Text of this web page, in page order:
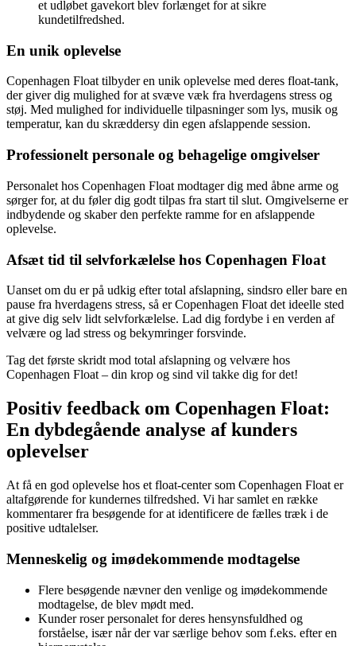
et udløbet gavekort blev forlænget for at sikre
kundetilfredshed.
En unik oplevelse
Copenhagen Float tilbyder en unik oplevelse med deres float-tank,
der giver dig mulighed for at svæve væk fra hverdagens stress og
støj. Med mulighed for individuelle tilpasninger som lys, musik og
temperatur, kan du skræddersy din egen afslappende session.
Professionelt personale og behagelige omgivelser
Personalet hos Copenhagen Float modtager dig med åbne arme og
sørger for, at du føler dig godt tilpas fra start til slut. Omgivelserne er
indbydende og skaber den perfekte ramme for en afslappende
oplevelse.
Afsæt tid til selvforkælelse hos Copenhagen Float
Uanset om du er på udkig efter total afslapning, sindsro eller bare en
pause fra hverdagens stress, så er Copenhagen Float det ideelle sted
at give dig selv lidt selvforkælelse. Lad dig fordybe i en verden af
velvære og lad stress og bekymringer forsvinde.
Tag det første skridt mod total afslapning og velvære hos
Copenhagen Float – din krop og sind vil takke dig for det!
Positiv feedback om Copenhagen Float:
En dybdegående analyse af kunders
oplevelser
At få en god oplevelse hos et float-center som Copenhagen Float er
altafgørende for kundernes tilfredshed. Vi har samlet en række
kommentarer fra besøgende for at identificere de fælles træk i de
positive udtalelser.
Menneskelig og imødekommende modtagelse
Flere besøgende nævner den venlige og imødekommende
modtagelse, de blev mødt med.
Kunder roser personalet for deres hensynsfuldhed og
forståelse, især når der var særlige behov som f.eks. efter en